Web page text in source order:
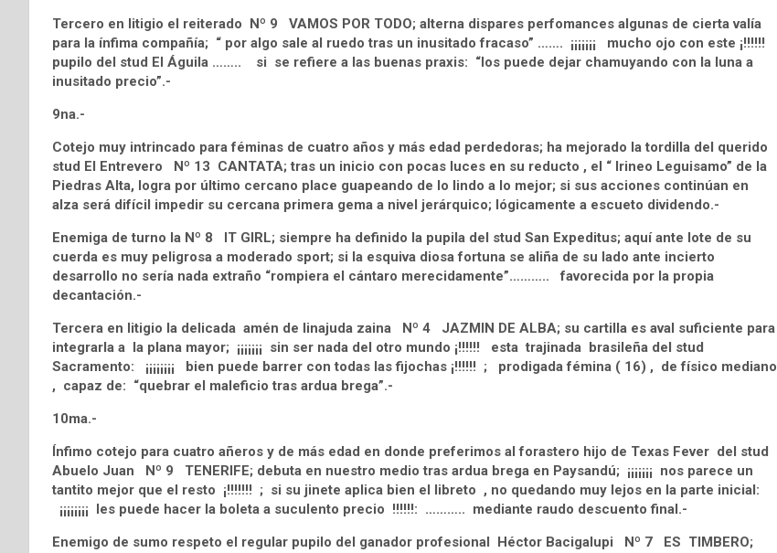
Tercero en litigio el reiterado Nº 9 VAMOS POR TODO; alterna dispares perfomances algunas de cierta valía
para la ínfima compañía; “ por algo sale al ruedo tras un inusitado fracaso” ……. ¡¡¡¡¡¡¡ mucho ojo con este ¡!!!!!!
pupilo del stud El Águila …….. si se refiere a las buenas praxis: “los puede dejar chamuyando con la luna a
inusitado precio”.-
9na.-
Cotejo muy intrincado para féminas de cuatro años y más edad perdedoras; ha mejorado la tordilla del querido
stud El Entrevero Nº 13 CANTATA; tras un inicio con pocas luces en su reducto , el “ Irineo Leguisamo” de la
Piedras Alta, logra por último cercano place guapeando de lo lindo a lo mejor; si sus acciones continúan en
alza será difícil impedir su cercana primera gema a nivel jerárquico; lógicamente a escueto dividendo.-
Enemiga de turno la Nº 8 IT GIRL; siempre ha definido la pupila del stud San Expeditus; aquí ante lote de su
cuerda es muy peligrosa a moderado sport; si la esquiva diosa fortuna se aliña de su lado ante incierto
desarrollo no sería nada extraño “rompiera el cántaro merecidamente”……….. favorecida por la propia
decantación.-
Tercera en litigio la delicada amén de linajuda zaina Nº 4 JAZMIN DE ALBA; su cartilla es aval suficiente para
integrarla a la plana mayor; ¡¡¡¡¡¡¡ sin ser nada del otro mundo ¡!!!!!! esta trajinada brasileña del stud
Sacramento: ¡¡¡¡¡¡¡¡ bien puede barrer con todas las fijochas ¡!!!!!! ; prodigada fémina ( 16) , de físico mediano
, capaz de: “quebrar el maleficio tras ardua brega”.-
10ma.-
Ínfimo cotejo para cuatro añeros y de más edad en donde preferimos al forastero hijo de Texas Fever del stud
Abuelo Juan Nº 9 TENERIFE; debuta en nuestro medio tras ardua brega en Paysandú; ¡¡¡¡¡¡¡ nos parece un
tantito mejor que el resto ¡!!!!!!! ; si su jinete aplica bien el libreto , no quedando muy lejos en la parte inicial:
¡¡¡¡¡¡¡¡ les puede hacer la boleta a suculento precio !!!!!!: ……….. mediante raudo descuento final.-
Enemigo de sumo respeto el regular pupilo del ganador profesional Héctor Bacigalupi Nº 7 ES TIMBERO;